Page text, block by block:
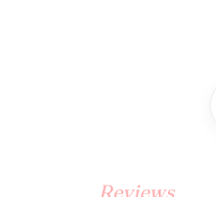
Reviews